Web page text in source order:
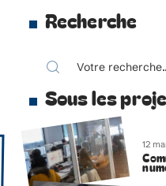
Recherche
Sous les
12